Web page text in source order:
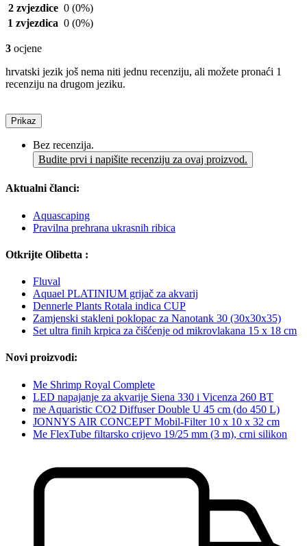
2 zvjezdice 0 (0%)
1 zvjezdica 0 (0%)
3 ocjene
hrvatski jezik još nema niti jednu recenziju, ali možete pronaći 1
recenziju na drugom jeziku.
Prikaz
Bez recenzija.
Budite prvi i napišite recenziju za ovaj proizvod.
Aktualni članci:
Aquascaping
Pravilna prehrana ukrasnih ribica
Otkrijte Olibetta :
Fluval
Aquael PLATINIUM grijač za akvarij
Dennerle Plants Rotala indica CUP
Zamjenski stakleni poklopac za Nanotank 30 (30x30x35)
Set ultra finih krpica za čišćenje od mikrovlakana 15 x 18 cm
Novi proizvodi:
Me Shrimp Royal Complete
LED napajanje za akvarije Siena 330 i Vicenza 260 BT
me Aquaristic CO2 Diffuser Double U 45 cm (do 450 L)
JONNYS AIR CONCEPT Mobil-Filter 10 x 10 x 32 cm
Me FlexTube filtarsko crijevo 19/25 mm (3 m), crni silikon